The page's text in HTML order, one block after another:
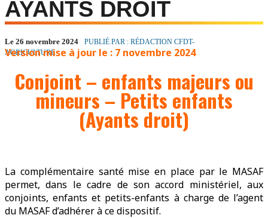
AYANTS DROIT
Le 26 novembre 2024
PUBLIÉ PAR : RÉDACTION CFDT-
AGRICULTURE
Version mise à jour le : 7 novembre 2024
Conjoint – enfants majeurs ou
mineurs – Petits enfants
(Ayants droit)
La complémentaire santé mise en place par le MASAF
permet, dans le cadre de son accord ministériel, aux
conjoints, enfants et petits-enfants à charge de l’agent
du MASAF d’adhérer à ce dispositif.